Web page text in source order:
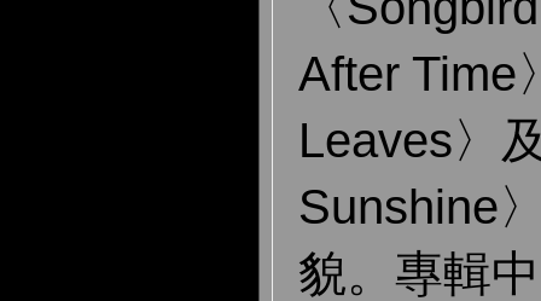
After Time
Leaves〉
Sunshine
貌。專輯